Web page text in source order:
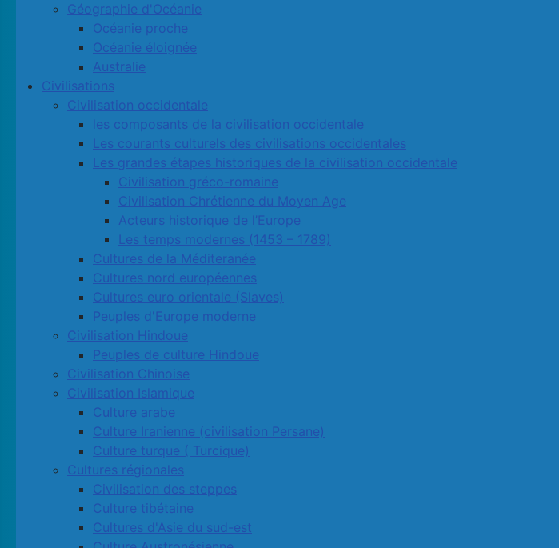
Géographie d'Océanie
Océanie proche
Océanie éloignée
Australie
Civilisations
Civilisation occidentale
les composants de la civilisation occidentale
Les courants culturels des civilisations occidentales
Les grandes étapes historiques de la civilisation occidentale
Civilisation gréco-romaine
Civilisation Chrétienne du Moyen Age
Acteurs historique de l’Europe
Les temps modernes (1453 – 1789)
Cultures de la Méditeranée
Cultures nord européennes
Cultures euro orientale (Slaves)
Peuples d'Europe moderne
Civilisation Hindoue
Peuples de culture Hindoue
Civilisation Chinoise
Civilisation Islamique
Culture arabe
Culture Iranienne (civilisation Persane)
Culture turque ( Turcique)
Cultures régionales
Civilisation des steppes
Culture tibétaine
Cultures d'Asie du sud-est